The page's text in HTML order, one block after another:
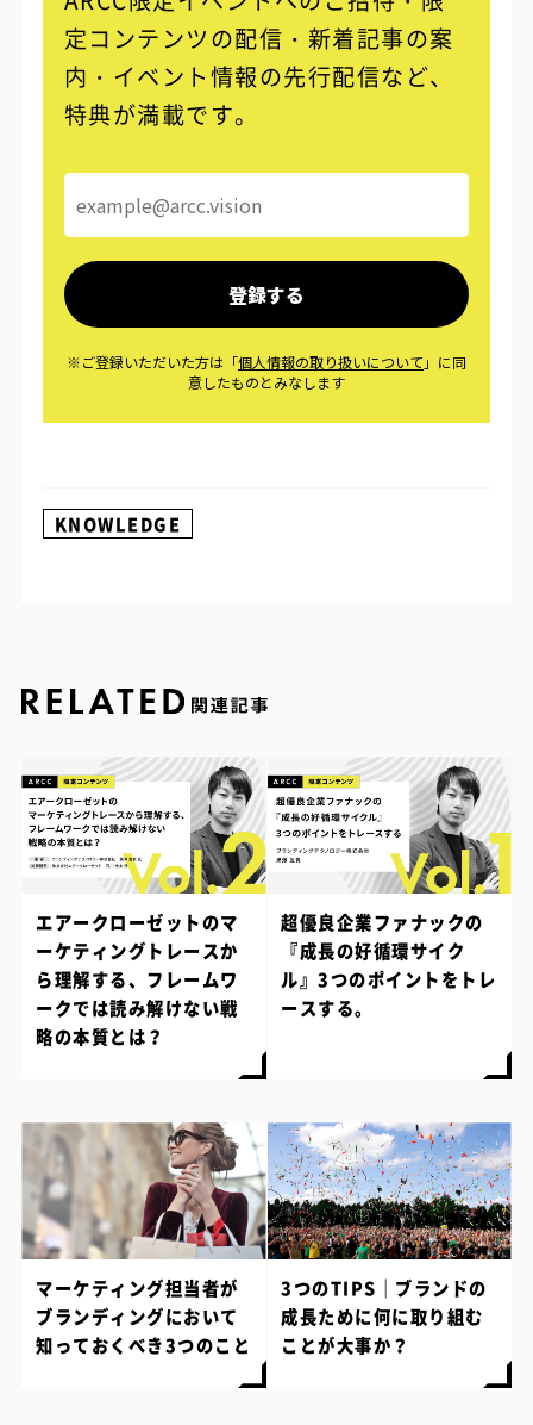
定コンテンツの配信・ 新着記事の案
内・イベント情報の先行配信など、
特典が満載です。
KNOWLEDGE
エアークローゼットのマ
ーケティングトレースか
ら理解する、フレームワ
ークでは読み解けない戦
略の本質とは？
超優良企業ファナックの
『成長の好循環サイク
ル』3つのポイントをトレ
ースする。
マーケティング担当者が
ブランディングにおいて
知っておくべき3つのこと
3つのTIPS｜ブランドの
成長ために何に取り組む
ことが大事か？